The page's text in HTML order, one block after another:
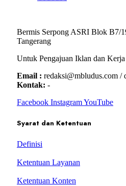
Bermis Serpong ASRI Blok B7/
Tangerang
Untuk Pengajuan Iklan dan
Email : redaksi@mbludus.com /
Kontak: -
Facebook InstagramYouTube
Syarat dan Ketentuan
Definisi
Ketentuan Layanan
Ketentuan Konten